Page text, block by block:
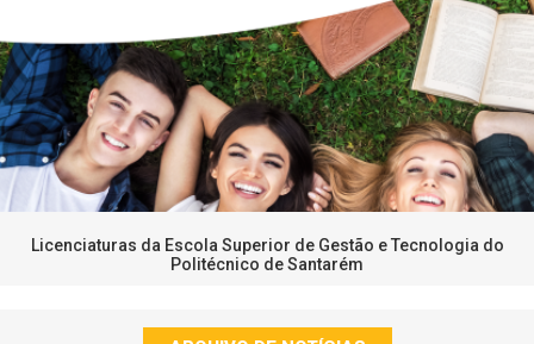
Licenciaturas da Escola Superior de Gestão e Tecnologia do
Politécnico de Santarém